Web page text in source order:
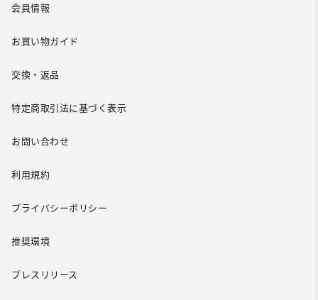
会員情報
お買い物ガイド
交換・返品
特定商取引法に基づく表示
お問い合わせ
利用規約
プライバシーポリシー
推奨環境
プレスリリース